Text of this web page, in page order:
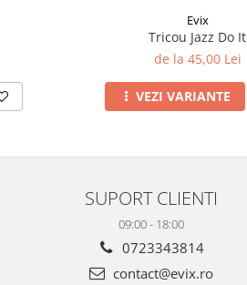
Evix
Tricou Jazz Do It
de la 45,00 Lei
VEZI VARIANTE
SUPORT CLIENTI
09:00 - 18:00
0723343814
contact@evix.ro